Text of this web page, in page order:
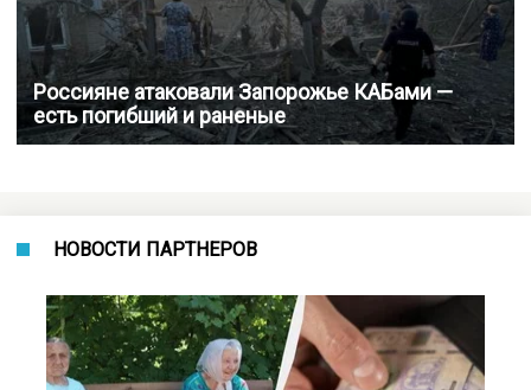
Россияне атаковали Запорожье КАБами —
есть погибший и раненые
НОВОСТИ ПАРТНЕРОВ